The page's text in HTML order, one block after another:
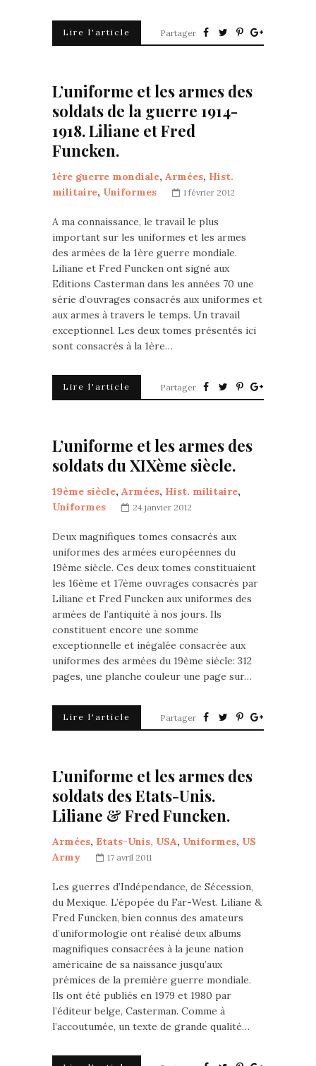
Lire l'article Partager
L’uniforme et les armes des
soldats de la guerre 1914-
1918. Liliane et Fred
Funcken.
1ère guerre mondiale, Armées, Hist.
militaire, Uniformes 1 février 2012
A ma connaissance, le travail le plus
important sur les uniformes et les armes
des armées de la 1ère guerre mondiale.
Liliane et Fred Funcken ont signé aux
Editions Casterman dans les années 70 une
série d’ouvrages consacrés aux uniformes et
aux armes à travers le temps. Un travail
exceptionnel. Les deux tomes présentés ici
sont consacrés à la 1ère…
Lire l'article Partager
L’uniforme et les armes des
soldats du XIXème siècle.
19ème siècle, Armées, Hist. militaire,
Uniformes
24 janvier 2012
Deux magnifiques tomes consacrés aux
uniformes des armées européennes du
19ème siècle. Ces deux tomes constituaient
les 16ème et 17ème ouvrages consacrés par
Liliane et Fred Funcken aux uniformes des
armées de l’antiquité à nos jours. Ils
constituent encore une somme
exceptionnelle et inégalée consacrée aux
uniformes des armées du 19ème siècle: 312
pages, une planche couleur une page sur…
Lire l'article Partager
L’uniforme et les armes des
soldats des Etats-Unis.
Liliane & Fred Funcken.
Armées, Etats-Unis, USA, Uniformes, US
Army
17 avril 2011
Les guerres d’Indépendance, de Sécession,
du Mexique. L’épopée du Far-West. Liliane &
Fred Funcken, bien connus des amateurs
d’uniformologie ont réalisé deux albums
magnifiques consacrées à la jeune nation
américaine de sa naissance jusqu’aux
prémices de la première guerre mondiale.
Ils ont été publiés en 1979 et 1980 par
l’éditeur belge, Casterman. Comme à
l’accoutumée, un texte de grande qualité…